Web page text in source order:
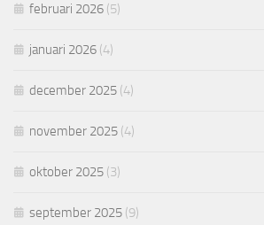
februari 2026 (5)
januari 2026 (4)
december 2025 (4)
november 2025 (4)
oktober 2025 (3)
september 2025 (9)